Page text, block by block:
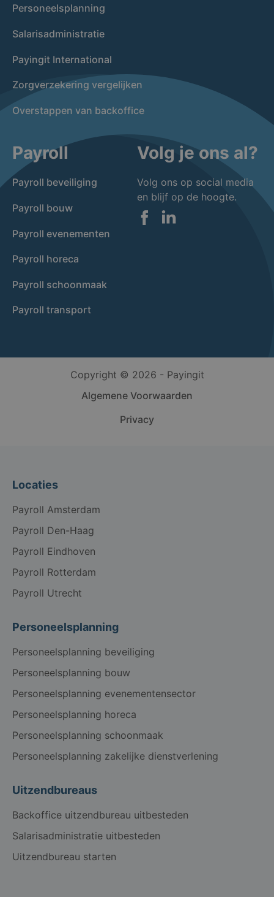
Personeelsplanning
Salarisadministratie
Payingit International
Zorgverzekering vergelijken
Overstappen van backoffice
Payroll
Payroll beveiliging
Payroll bouw
Payroll evenementen
Payroll horeca
Payroll schoonmaak
Payroll transport
Volg je ons al?
Volg ons op social media
en blijf op de hoogte.
FacebookLinkedIn
Copyright © 2026 - Payingit
Algemene Voorwaarden
Privacy
Locaties
Payroll Amsterdam
Payroll Den-Haag
Payroll Eindhoven
Payroll Rotterdam
Payroll Utrecht
Personeelsplanning
Personeelsplanning beveiliging
Personeelsplanning bouw
Personeelsplanning evenementensector
Personeelsplanning horeca
Personeelsplanning schoonmaak
Personeelsplanning zakelijke dienstverlening
Uitzendbureaus
Backoffice uitzendbureau uitbesteden
Salarisadministratie uitbesteden
Uitzendbureau starten